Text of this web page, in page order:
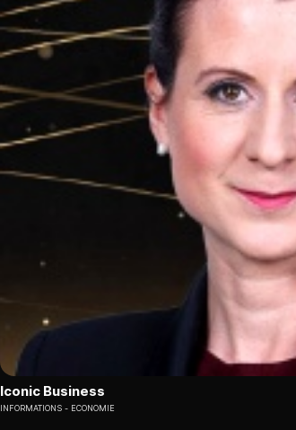
Iconic Business
INFORMATIONS ECONOMIE